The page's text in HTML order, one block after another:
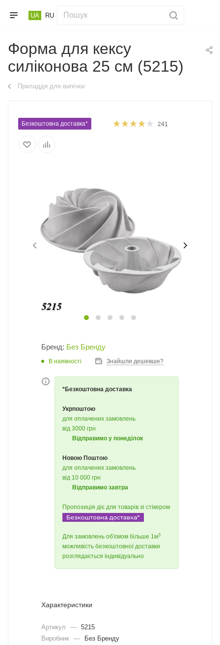
UA RU
Форма для кексу
силіконова 25 см (5215)
Приладдя для випічки
Безкоштовна доставка* 241
Бренд: Без Бренду
В наявності Знайшли дешевше?
*Безкоштовна доставка
Укрпоштою
для оплачених замовлень
від 3000 грн
Відправимо у понеділок
Новою Поштою
для оплачених замовлень
від 10 000 грн
Відправимо завтра
Пропозиція діє для товарів зі стікером
Для замовлень об'ємом більше 1м3
можливість безкоштовної доставки
розглядається індивідуально
Характеристики
Артикул — 5215
Виробник —
Без Бренду